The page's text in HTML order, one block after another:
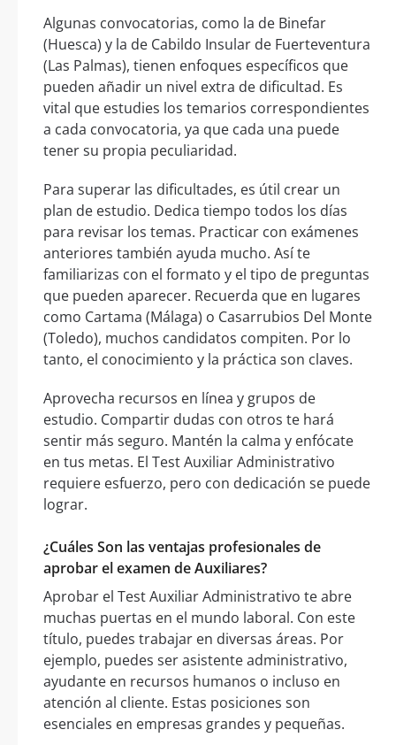
Algunas convocatorias, como la de Binefar
(Huesca) y la de Cabildo Insular de Fuerteventura
(Las Palmas), tienen enfoques específicos que
pueden añadir un nivel extra de dificultad. Es
vital que estudies los temarios correspondientes
a cada convocatoria, ya que cada una puede
tener su propia peculiaridad.
Para superar las dificultades, es útil crear un
plan de estudio. Dedica tiempo todos los días
para revisar los temas. Practicar con exámenes
anteriores también ayuda mucho. Así te
familiarizas con el formato y el tipo de preguntas
que pueden aparecer. Recuerda que en lugares
como Cartama (Málaga) o Casarrubios Del Monte
(Toledo), muchos candidatos compiten. Por lo
tanto, el conocimiento y la práctica son claves.
Aprovecha recursos en línea y grupos de
estudio. Compartir dudas con otros te hará
sentir más seguro. Mantén la calma y enfócate
en tus metas. El Test Auxiliar Administrativo
requiere esfuerzo, pero con dedicación se puede
lograr.
¿Cuáles Son las ventajas profesionales de
aprobar el examen de Auxiliares?
Aprobar el Test Auxiliar Administrativo te abre
muchas puertas en el mundo laboral. Con este
título, puedes trabajar en diversas áreas. Por
ejemplo, puedes ser asistente administrativo,
ayudante en recursos humanos o incluso en
atención al cliente. Estas posiciones son
esenciales en empresas grandes y pequeñas.